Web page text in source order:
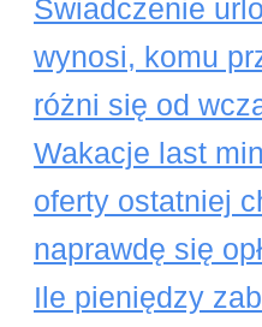
Świadczenie
wynosi, komu
różni się od
Wakacje last
oferty ostatniej
naprawdę się
Ile pieniędzy